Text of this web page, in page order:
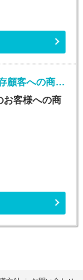
コールセンター・テレオペ（発信）(既存顧客への商品案内・注文受付)
お客様への商